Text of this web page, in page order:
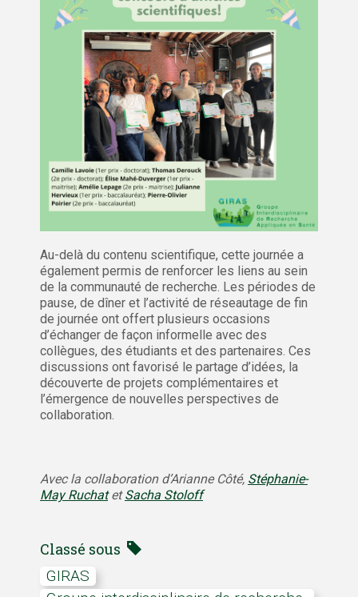
Au-delà du contenu scientifique, cette journée a
également permis de renforcer les liens au sein
de la communauté de recherche. Les périodes de
pause, de dîner et l’activité de réseautage de fin
de journée ont offert plusieurs occasions
d’échanger de façon informelle avec des
collègues, des étudiants et des partenaires. Ces
discussions ont favorisé le partage d’idées, la
découverte de projets complémentaires et
l’émergence de nouvelles perspectives de
collaboration.
Avec la collaboration d’Arianne Côté, Stéphanie-
May RuchatetSacha Stoloff
Classé sous
GIRAS